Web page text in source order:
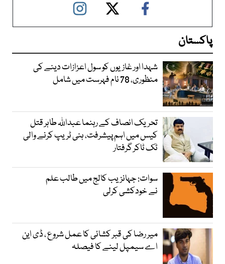
پاکستان
شہدا اور غازیوں کو سول اعزازات دینے کی
منظوری، 78 نام فہرست میں شامل
تحریک انصاف کے رہنما عبداللہ طاہر قتل
کیس میں اہم پیشرفت، ہنی ٹریپ کرنے والی
ٹک ٹاکر گرفتار
سوات: جہانزیب کالج میں طالب علم
نے خودکشی کرلی
میر رضا کی قبر کشائی کا عمل شروع ، ڈی این
اے سیمپل لینے کا فیصلہ